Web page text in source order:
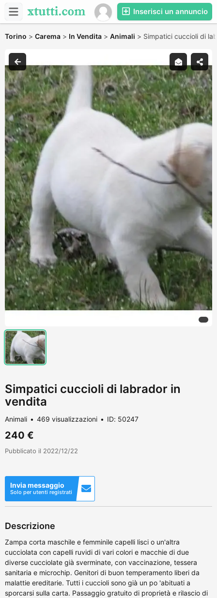
Inserisci un annuncio
Torino > Carema > In Vendita > Animali > Simpatici cuccioli di
Simpatici cuccioli di labrador in
vendita
Animali 469 visualizzazioni ID: 50247
240 €
Pubblicato il 2022/12/22
Invia messaggio
Solo per utenti registrati
Descrizione
Zampa corta maschile e femminile capelli lisci o un'altra
cucciolata con capelli ruvidi di vari colori e macchie di due
diverse cucciolate già sverminate, con vaccinazione, tessera
sanitaria e microchip. Genitori di buon temperamento liberi da
malattie ereditarie. Tutti i cuccioli sono già un po 'abituati a
sporcarsi sulla carta. Passaggio gratuito di proprietà e rilascio di